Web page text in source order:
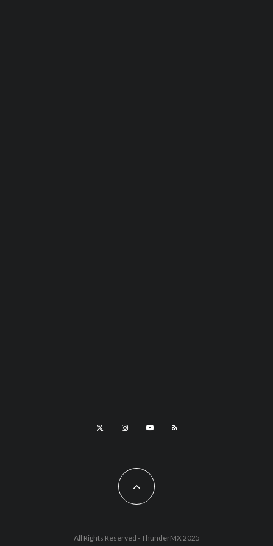
All Rights Reserved - ThunderMX 2025